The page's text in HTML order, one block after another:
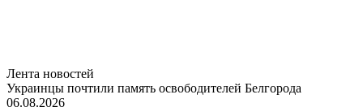
Лента новостей
Украинцы почтили память освободителей Белгорода
06.08.2026